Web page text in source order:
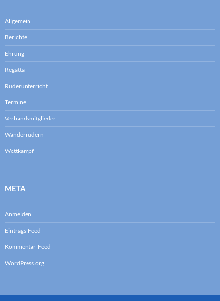
Allgemein
Berichte
Ehrung
Regatta
Ruderunterricht
Termine
Verbandsmitglieder
Wanderrudern
Wettkampf
META
Anmelden
Eintrags-Feed
Kommentar-Feed
WordPress.org